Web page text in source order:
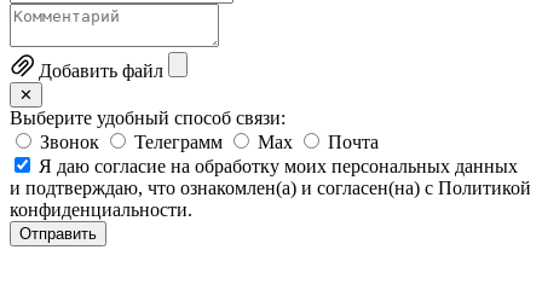
Добавить файл
✕
Выберите удобный способ связи:
Звонок
Телеграмм Max
Почта
Я даю согласие на обработку моих персональных данных
и подтверждаю, что ознакомлен(а) и согласен(на) с Политикой
конфиденциальности.
Отправить